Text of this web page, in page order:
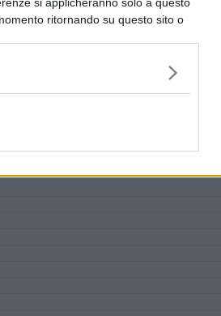
ritornando su questo sito o